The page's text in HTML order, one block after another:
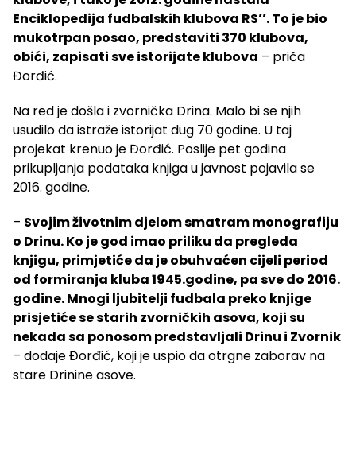
Enciklopedija fudbalskih klubova RS’’. To je bio
mukotrpan posao, predstaviti 370 klubova,
obići, zapisati sve istorijate klubova – priča
Đorđić.
Na red je došla i zvornička Drina. Malo bi se njih
usudilo da istraže istorijat dug 70 godine. U taj
projekat krenuo je Đorđić. Poslije pet godina
prikupljanja podataka knjiga u javnost pojavila se
2016. godine.
– Svojim životnim djelom smatram monografiju
o Drinu. Ko je god imao priliku da pregleda
knjigu, primjetiće da je obuhvaćen cijeli period
od formiranja kluba 1945.godine, pa sve do 2016.
godine. Mnogi ljubitelji fudbala preko knjige
prisjetiće se starih zvorničkih asova, koji su
nekada sa ponosom predstavljali Drinu i Zvornik
– dodaje Đorđić, koji je uspio da otrgne zaborav na
stare Drinine asove.